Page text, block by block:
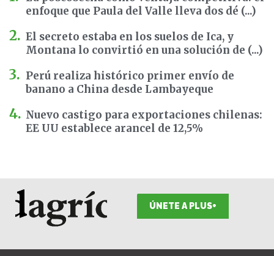
enfoque que Paula del Valle lleva dos dé (...)
El secreto estaba en los suelos de Ica, y
Montana lo convirtió en una solución de (...)
Perú realiza histórico primer envío de
banano a China desde Lambayeque
Nuevo castigo para exportaciones chilenas:
EE UU establece arancel de 12,5%
ÚNETE A PLUS+